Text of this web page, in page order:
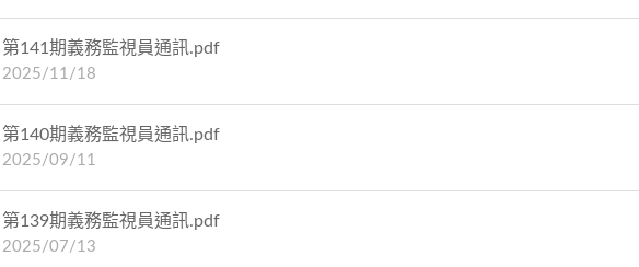
第141期義務監視員通訊.pdf
2025/11/18
第140期義務監視員通訊.pdf
2025/09/11
第139期義務監視員通訊.pdf
2025/07/13